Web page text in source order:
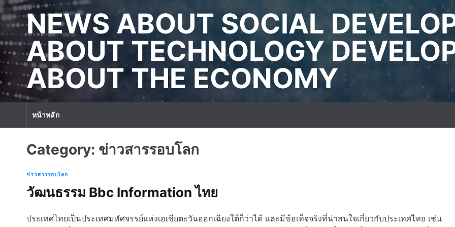
S
k
p
o
c
o
n
t
n
NEWS ABOUT SOCIAL
ABOUT TECHNOLOGY
ABOUT THE ECONOMY
หน้าหลัก
Category: ข่าวสารรอบโลก
ข่าวสารรอบโลก
วัฒนธรรม Bbc Information ไทย
ประเทศไทยเป็นประเทศมหัศจรรย์แห่งเอเชียตะวันออกเฉียงใต้ก็ว่าได้ และมีข้อเท็จจริงที่น่าสนใจเกี่ยวกับประเทศไทย เช่น